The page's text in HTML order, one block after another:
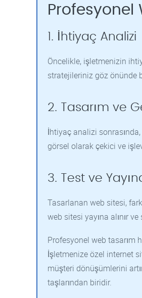
Profesyonel
1. İhtiyaç Analizi
Öncelikle, işletmenizin
stratejileriniz göz önünde
2. Tasarım ve
İhtiyaç analizi
görsel olarak çekici ve
3. Test ve
Tasarlanan web sitesi,
web sitesi yayına alınır
Profesyonel web tasarım
İşletmenize özel internet
müşteri dönüşümlerini
taşlarından biridir.